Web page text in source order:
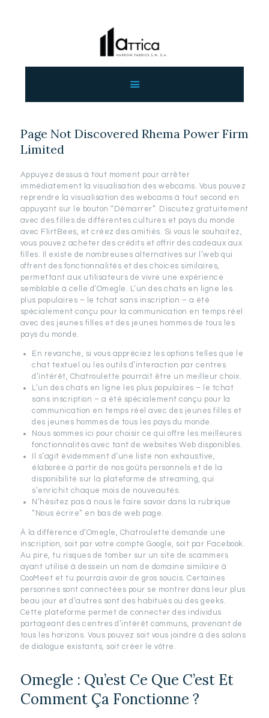
ΕΠΙΚΟΙΝΩΝΙΑ
ΧΟΝΔΡΙΚΗ
Page Not Discovered Rhema Power Firm
Limited
Appuyez dessus à tout moment pour arrêter
immédiatement la visualisation des webcams. Vous pouvez
reprendre la visualisation des webcams à tout second en
appuyant sur le bouton “Démarrer”. Discutez gratuitement
avec des filles de différentes cultures et pays du monde
avec FlirtBees, et créez des amitiés. Si vous le souhaitez,
vous pouvez acheter des crédits et offrir des cadeaux aux
filles. Il existe de nombreuses alternatives sur l’web qui
offrent des fonctionnalités et des choices similaires,
permettant aux utilisateurs de vivre une expérience
semblable à celle d’Omegle. L’un des chats en ligne les
plus populaires – le tchat sans inscription – a été
spécialement conçu pour la communication en temps réel
avec des jeunes filles et des jeunes hommes de tous les
pays du monde.
En revanche, si vous appréciez les options telles que le
chat textuel ou les outils d’interaction par centres
d’intérêt, Chatroulette pourrait être un meilleur choix.
L’un des chats en ligne les plus populaires – le tchat
sans inscription – a été spécialement conçu pour la
communication en temps réel avec des jeunes filles et
des jeunes hommes de tous les pays du monde.
Nous sommes ici pour choisir ce qui offre les meilleures
fonctionnalités avec tant de websites Web disponibles.
Il s’agit évidemment d’une liste non exhaustive,
élaborée à partir de nos goûts personnels et de la
disponibilité sur la plateforme de streaming, qui
s’enrichit chaque mois de nouveautés.
N’hésitez pas à nous le faire savoir dans la rubrique
“Nous écrire” en bas de web page.
À la différence d’Omegle, Chatroulette demande une
inscription, soit par votre compte Google, soit par Facebook.
Au pire, tu risques de tomber sur un site de scammers
ayant utilisé à dessein un nom de domaine similaire à
CooMeet et tu pourrais avoir de gros soucis. Certaines
personnes sont connectées pour se montrer dans leur plus
beau jour et d’autres sont des habitués ou des geeks.
Cette plateforme permet de connecter des individus
partageant des centres d’intérêt communs, provenant de
tous les horizons. Vous pouvez soit vous joindre à des salons
de dialogue existants, soit créer le vôtre.
Omegle : Qu’est Ce Que C’est Et
Comment Ça Fonctionne ?